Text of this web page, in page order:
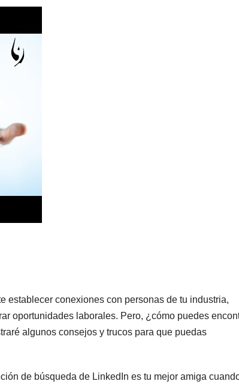
establecer conexiones con personas de tu industria,
oportunidades laborales. Pero, ¿cómo puedes
algunos consejos y trucos para que puedas
de búsqueda de LinkedIn es tu mejor amiga